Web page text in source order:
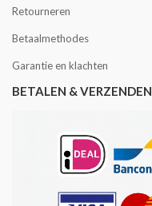
Retourneren
Betaalmethodes
Garantie en klachten
BETALEN & VERZENDEN